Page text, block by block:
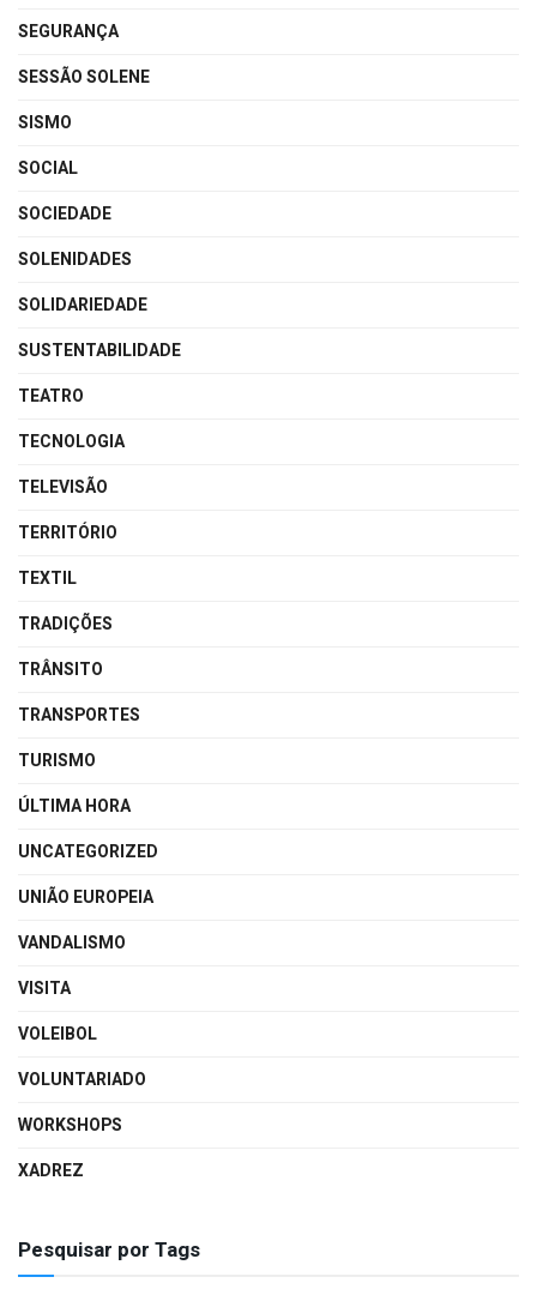
SEGURANÇA
SESSÃO SOLENE
SISMO
SOCIAL
SOCIEDADE
SOLENIDADES
SOLIDARIEDADE
SUSTENTABILIDADE
TEATRO
TECNOLOGIA
TELEVISÃO
TERRITÓRIO
TEXTIL
TRADIÇÕES
TRÂNSITO
TRANSPORTES
TURISMO
ÚLTIMA HORA
UNCATEGORIZED
UNIÃO EUROPEIA
VANDALISMO
VISITA
VOLEIBOL
VOLUNTARIADO
WORKSHOPS
XADREZ
Pesquisar por Tags